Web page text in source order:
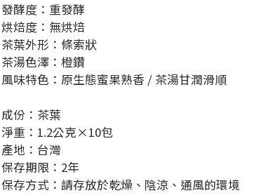
發酵度：重發酵
烘焙度：無烘焙
茶葉外形：條索狀
茶湯色澤：橙鑽
風味特色：原生態蜜果熟香 / 茶湯甘潤滑順
成份：茶葉
淨重：1.2公克×10包
產地：台灣
保存期限：2年
保存方式：請存放於乾燥、陰涼、通風的環境